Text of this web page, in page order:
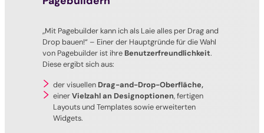
„Mit Pagebuilder kann ich als Laie alles per Drag and
Drop bauen!“ – Einer der Hauptgründe für die Wahl
von Pagebuilder ist ihre Benutzerfreundlichkeit.
Diese ergibt sich aus:
der visuellen Drag-and-Drop-Oberfläche,
einerVielzahl an Designoptionen, fertigen
Layouts und Templates sowie erweiterten
Widgets.